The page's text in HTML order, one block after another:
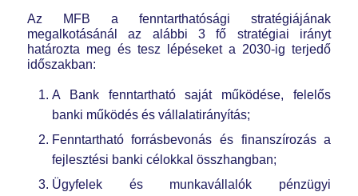
Az MFB a fenntarthatósági stratégiájának
megalkotásánál az alábbi 3 fő stratégiai irányt
határozta meg és tesz lépéseket a 2030-ig terjedő
időszakban:
A Bank fenntartható saját működése, felelős
banki működés és vállalatirányítás;
Fenntartható forrásbevonás és finanszírozás a
fejlesztési banki célokkal összhangban;
Ügyfelek és munkavállalók pénzügyi